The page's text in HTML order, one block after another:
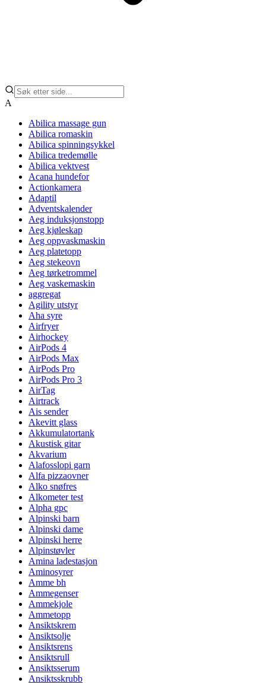
A
Abilica massage gun
Abilica romaskin
Abilica spinningsykkel
Abilica tredemølle
Abilica vektvest
Acana hundefor
Actionkamera
Adaptil
Adventskalender
Aeg induksjonstopp
Aeg kjøleskap
Aeg oppvaskmaskin
Aeg platetopp
Aeg stekeovn
Aeg tørketrommel
Aeg vaskemaskin
aggregat
Agility utstyr
Aha syre
Airfryer
Airhockey
AirPods 4
AirPods Max
AirPods Pro
AirPods Pro 3
AirTag
Airtrack
Ais sender
Akevitt glass
Akkumulatortank
Akustisk gitar
Akvarium
Alafosslopi garn
Alfa pizzaovner
Alko snøfres
Alkometer test
Alpha gpc
Alpinski barn
Alpinski dame
Alpinski herre
Alpinstøvler
Amina ladestasjon
Aminosyrer
Amme bh
Ammegenser
Ammekjole
Ammetopp
Ansiktskrem
Ansiktsolje
Ansiktsrens
Ansiktsrull
Ansiktsserum
Ansiktsskrubb